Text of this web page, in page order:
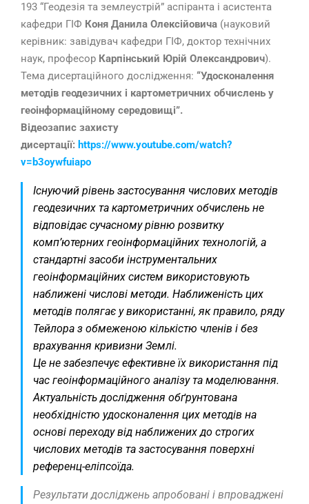
193 “Геодезія та землеустрій” аспіранта і асистента
кафедри ГІФ Коня Данила Олексійовича (науковий
керівник: завідувач кафедри ГІФ, доктор технічних
наук, професор Карпінський Юрій Олександрович).
Тема дисертаційного дослідження: “Удосконалення
методів геодезичних і картометричних обчислень у
геоінформаційному середовищі”.
Відеозапис захисту
дисертації: https://www.youtube.com/watch?
v=b3oywfuiapo
Існуючий рівень застосування числових методів
геодезичних та картометричних обчислень не
відповідає сучасному рівню розвитку
комп’ютерних геоінформаційних технологій, а
стандартні засоби інструментальних
геоінформаційних систем використовують
наближені числові методи. Наближеність цих
методів полягає у використанні, як правило, ряду
Тейлора з обмеженою кількістю членів і без
врахування кривизни Землі.
Це не забезпечує ефективне їх використання під
час геоінформаційного аналізу та моделювання.
Актуальність дослідження обґрунтована
необхідністю удосконалення цих методів на
основі переходу від наближених до строгих
числових методів та застосування поверхні
референц-еліпсоїда.
Результати досліджень апробовані і впроваджені